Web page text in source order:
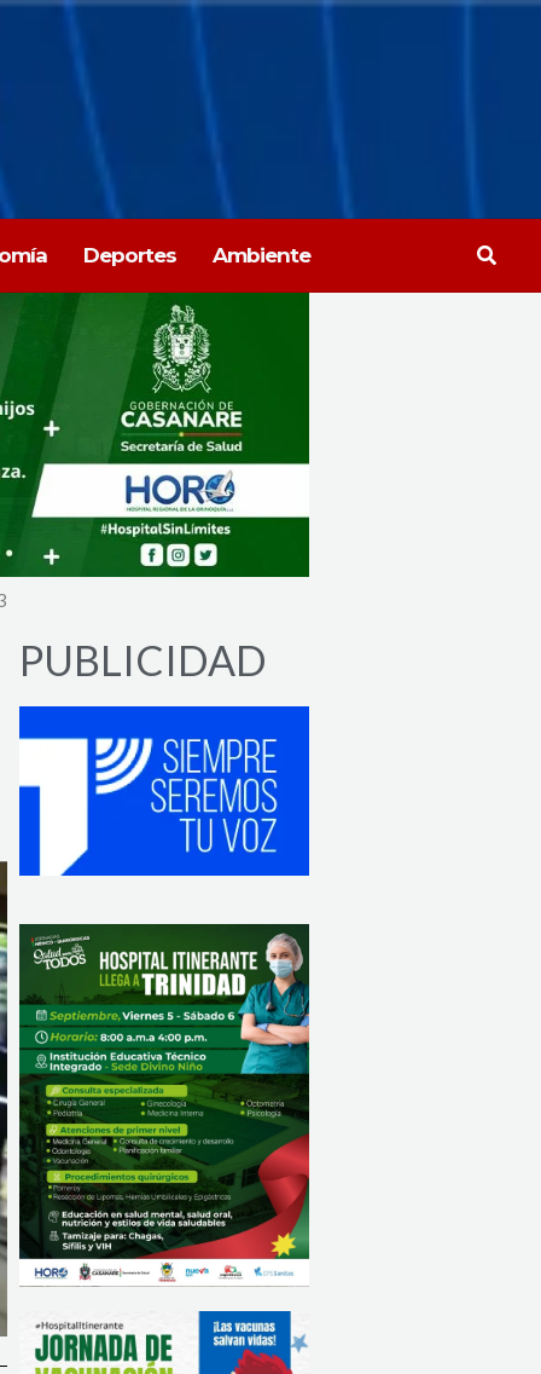
Deportes Ambiente Buscar
PUBLICIDAD